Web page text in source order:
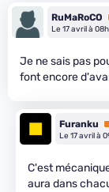
RuMaRoCO
Le 17 avril à
Je ne sais pas
font encore
Furanku
Le 17 avril à
C'est
aura dans